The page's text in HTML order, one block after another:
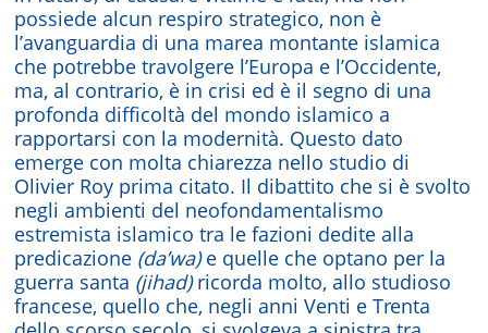
possiede alcun respiro strategico, non è
l’avanguardia di una marea montante islamica
che potrebbe travolgere l’Europa e l’Occidente,
ma, al contrario, è in crisi ed è il segno di una
profonda difficoltà del mondo islamico a
rapportarsi con la modernità. Questo dato
emerge con molta chiarezza nello studio di
Olivier Roy prima citato. Il dibattito che si è svolto
negli ambienti del neofondamentalismo
estremista islamico tra le fazioni dedite alla
predicazione (da’wa)e quelle che optano per la
guerra santa (jihad)ricorda molto, allo studioso
francese, quello che, negli anni Venti e Trenta